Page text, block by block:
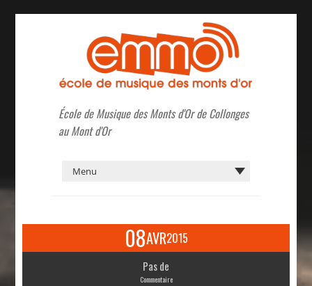
École de Musique des Monts d'Or de Collonges
au Mont d'Or
08AVR2015
Pas de
Commentaire